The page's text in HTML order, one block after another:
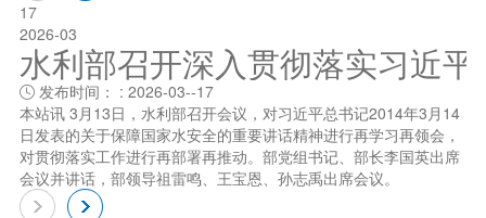
17
2026-03
水利部召开深入贯彻落实习近
发布时间： : 2026-03--17
本站讯 3月13日，水利部召开会议，对习近平总书记2014年3月14
日发表的关于保障国家水安全的重要讲话精神进行再学习再领会，
对贯彻落实工作进行再部署再推动。部党组书记、部长李国英出席
会议并讲话，部领导祖雷鸣、王宝恩、孙志禹出席会议。